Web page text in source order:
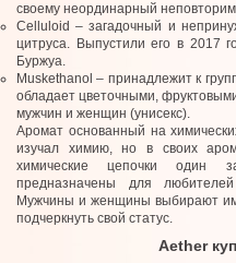
своему неординарный
Celluloid – загадочный и
цитруса. Выпустили его в 2017
Буржуа.
Muskethanol – принадлежит к
обладает цветочными,
мужчин и женщин (унисекс).
Аромат основанный на
изучал химию, но в своих
химические цепочки один
предназначены для
Мужчины и женщины выбирают
подчеркнуть свой статус.
Aether